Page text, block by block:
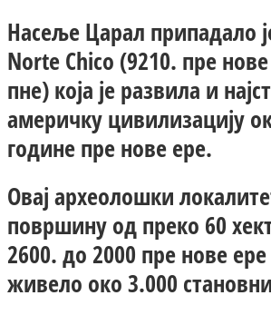
Насеље Царал припадало
Norte Chico (9210. пре
пне) која је развила и
америчку цивилизацију
године пре нове ере.
Овај археолошки
површину од преко 60
2600. до 2000 пре нове
живело око 3.000